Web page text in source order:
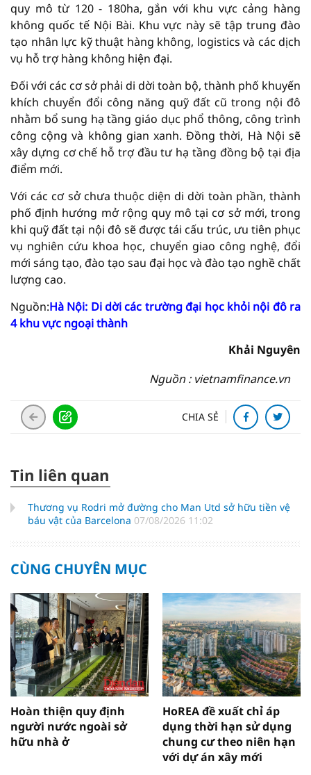
quy mô từ 120 - 180ha, gắn với khu vực cảng hàng
không quốc tế Nội Bài. Khu vực này sẽ tập trung đào
tạo nhân lực kỹ thuật hàng không, logistics và các dịch
vụ hỗ trợ hàng không hiện đại.
Đối với các cơ sở phải di dời toàn bộ, thành phố khuyến
khích chuyển đổi công năng quỹ đất cũ trong nội đô
nhằm bổ sung hạ tầng giáo dục phổ thông, công trình
công cộng và không gian xanh. Đồng thời, Hà Nội sẽ
xây dựng cơ chế hỗ trợ đầu tư hạ tầng đồng bộ tại địa
điểm mới.
Với các cơ sở chưa thuộc diện di dời toàn phần, thành
phố định hướng mở rộng quy mô tại cơ sở mới, trong
khi quỹ đất tại nội đô sẽ được tái cấu trúc, ưu tiên phục
vụ nghiên cứu khoa học, chuyển giao công nghệ, đổi
mới sáng tạo, đào tạo sau đại học và đào tạo nghề chất
lượng cao.
Nguồn:Hà Nội: Di dời các trường đại học khỏi nội đô ra
4 khu vực ngoại thành
Khải Nguyên
Nguồn : vietnamfinance.vn
CHIA SẺ
Tin liên quan
Thương vụ Rodri mở đường cho Man Utd sở hữu tiền vệ
báu vật của Barcelona 07/08/2026 11:02
CÙNG CHUYÊN MỤC
Hoàn thiện quy định
người nước ngoài sở
hữu nhà ở
HoREA đề xuất chỉ áp
dụng thời hạn sử dụng
chung cư theo niên hạn
với dự án xây mới